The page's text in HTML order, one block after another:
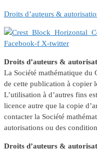
Droits d’auteurs &
Facebook-f X-twitter
Droits d’auteurs &
La Société mathématique du
de cette publication à copier
L’utilisation à d’autres fins
licence autre que la copie
contacter la Société
autorisations ou des
Droits d’auteurs &